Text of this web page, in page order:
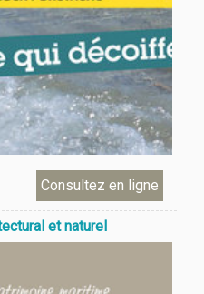
et naturel